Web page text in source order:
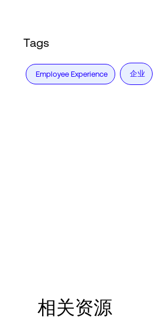
Tags
Employee Experience 企业
相关资源